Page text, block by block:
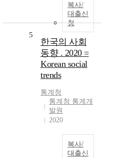
복사/
대출신
청
5
한국의 사회
동향 . 2020 =
Korean social
trends
통계청
통계청 통계개
발원
2020
복사/
대출신